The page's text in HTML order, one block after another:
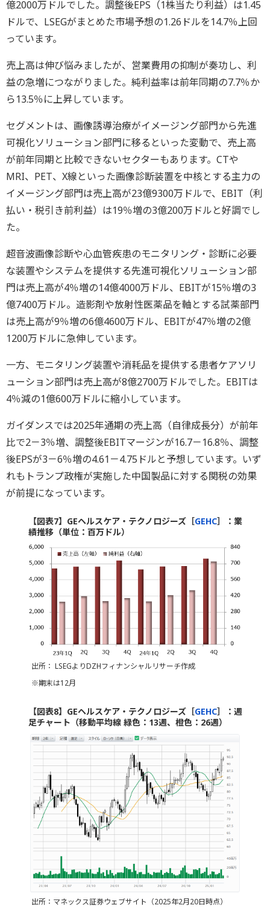
億2000万ドルでした。調整後EPS（1株当たり利益）は1.45
ドルで、LSEGがまとめた市場予想の1.26ドルを14.7％上回
っています。
売上高は伸び悩みましたが、営業費用の抑制が奏功し、利
益の急増につながりました。純利益率は前年同期の7.7％か
ら13.5％に上昇しています。
セグメントは、画像誘導治療がイメージング部門から先進
可視化ソリューション部門に移るといった変動で、売上高
が前年同期と比較できないセクターもあります。CTや
MRI、PET、X線といった画像診断装置を中核とする主力の
イメージング部門は売上高が23億9300万ドルで、EBIT（利
払い・税引き前利益）は19％増の3億200万ドルと好調でし
た。
超音波画像診断や心血管疾患のモニタリング・診断に必要
な装置やシステムを提供する先進可視化ソリューション部
門は売上高が4％増の14億4000万ドル、EBITが15％増の3
億7400万ドル。造影剤や放射性医薬品を軸とする試薬部門
は売上高が9％増の6億4600万ドル、EBITが47％増の2億
1200万ドルに急伸しています。
一方、モニタリング装置や消耗品を提供する患者ケアソリ
ューション部門は売上高が8億2700万ドルでした。EBITは
4％減の1億600万ドルに縮小しています。
ガイダンスでは2025年通期の売上高（自律成長分）が前年
比で2－3％増、調整後EBITマージンが16.7－16.8％、調整
後EPSが3－6％増の4.61－4.75ドルと予想しています。いず
れもトランプ政権が実施した中国製品に対する関税の効果
が前提になっています。
【図表7】GEヘルスケア・テクノロジーズ［GEHC］：業
績推移（単位：百万ドル）
出所： LSEGよりDZHフィナンシャルリサーチ作成
※期末は12月
【図表8】GEヘルスケア・テクノロジーズ［GEHC］：週
足チャート（移動平均線 緑色：13週、橙色：26週）
出所：マネックス証券ウェブサイト（2025年2月20日時点）